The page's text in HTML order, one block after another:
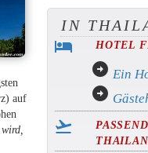
auf
IN
hotel HOTEL
arrow_circle_right Ein
arrow_circle_right
flight_takeoff